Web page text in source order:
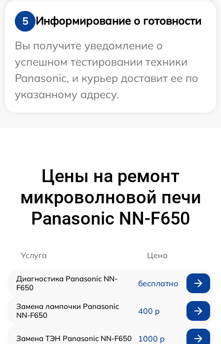
5
Информирование о готовности
Вы получите уведомление о
успешном тестировании техники
Panasonic, и курьер доставит ее по
указанному адресу.
Цены на ремонт
микроволновой печи
Panasonic NN-F650
Услуга Цена
Диагностика Panasonic NN-
F650
бесплатно
Замена лампочки Panasonic
NN-F650
400 р
Замена ТЭН Panasonic NN-F650 1000 р